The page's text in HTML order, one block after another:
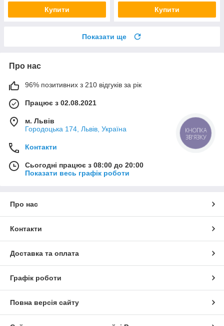
Купити Купити
Показати ще
Про нас
96% позитивних з 210 відгуків за рік
Працює з 02.08.2021
м. Львів
Городоцька 174, Львів, Україна
Контакти
Сьогодні працює з 08:00 до 20:00
Показати весь графік роботи
Про нас
Контакти
Доставка та оплата
Графік роботи
Повна версія сайту
КНОПКА
ЗВ'ЯЗКУ